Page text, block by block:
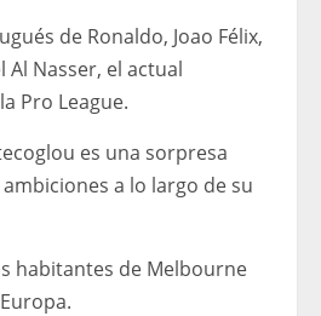
de Ronaldo, Joao Félix,
Nasser, el actual
Pro League.
es una sorpresa
a lo largo de su
habitantes de Melbourne